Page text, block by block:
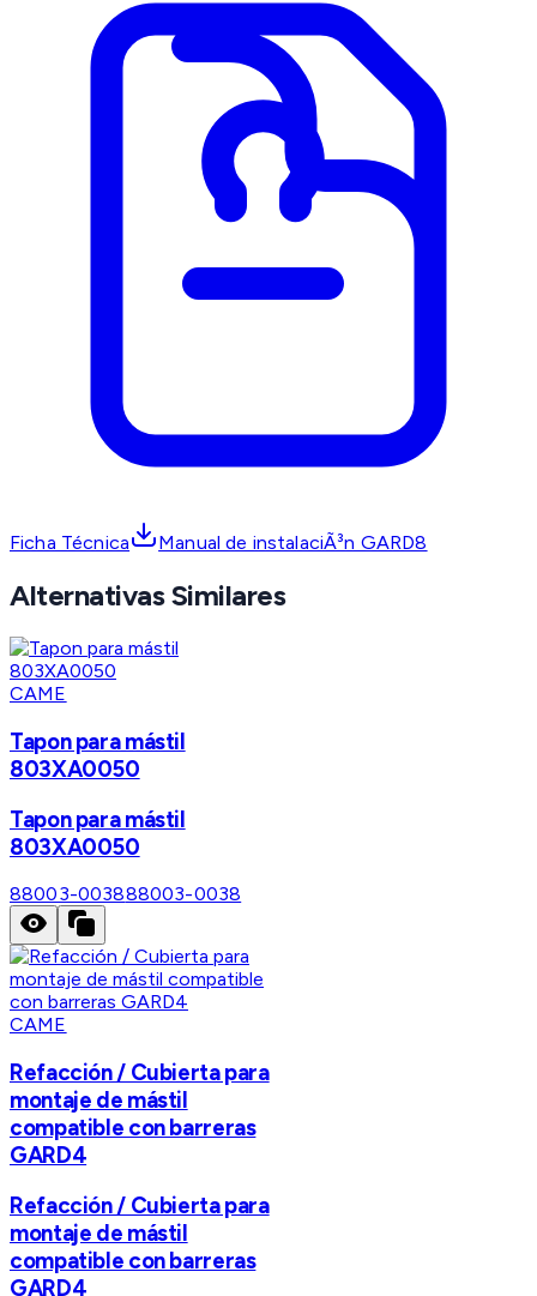
Ficha Técnica Manual de instalaciÃ³n GARD8
Alternativas Similares
CAME
Tapon para mástil
803XA0050
Tapon para mástil
803XA0050
88003-003888003-0038
CAME
Refacción / Cubierta para
montaje de mástil
compatible con barreras
GARD4
Refacción / Cubierta para
montaje de mástil
compatible con barreras
GARD4